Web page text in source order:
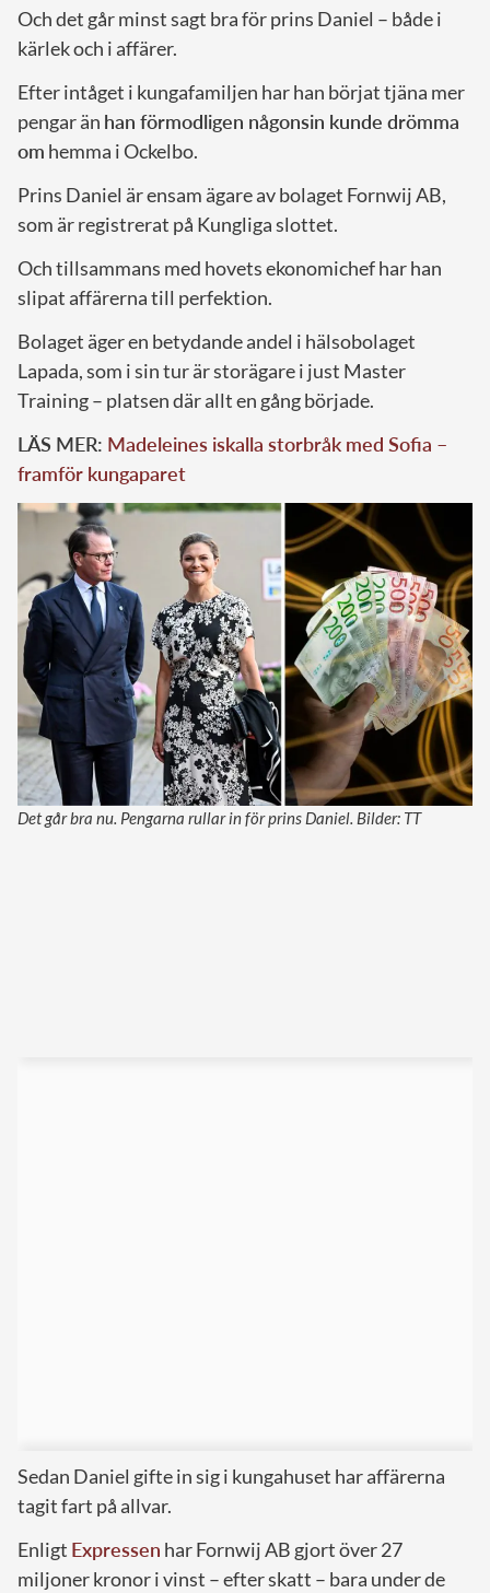
Och det går minst sagt bra för prins Daniel – både i
kärlek och i affärer.
Efter intåget i kungafamiljen har han börjat tjäna mer
pengar än han förmodligen någonsin kunde drömma
om hemma i Ockelbo.
Prins Daniel är ensam ägare av bolaget Fornwij AB,
som är registrerat på Kungliga slottet.
Och tillsammans med hovets ekonomichef har han
slipat affärerna till perfektion.
Bolaget äger en betydande andel i hälsobolaget
Lapada, som i sin tur är storägare i just Master
Training – platsen där allt en gång började.
LÄS MER: Madeleines iskalla storbråk med Sofia –
framför kungaparet
Det går bra nu. Pengarna rullar in för prins Daniel. Bilder: TT
Sedan Daniel gifte in sig i kungahuset har affärerna
tagit fart på allvar.
Enligt Expressen har Fornwij AB gjort över 27
miljoner kronor i vinst – efter skatt – bara under de